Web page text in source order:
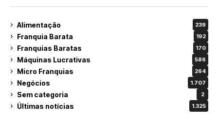
Alimentação 239
Franquia Barata 192
Franquias Baratas 170
Máquinas Lucrativas 586
Micro Franquias 264
Negócios 1.707
Sem categoria 2
Últimas notícias 1.325